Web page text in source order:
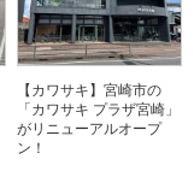
【カワサキ】宮崎市の
「カワサキ プラザ宮崎」
がリニューアルオープ
ン！